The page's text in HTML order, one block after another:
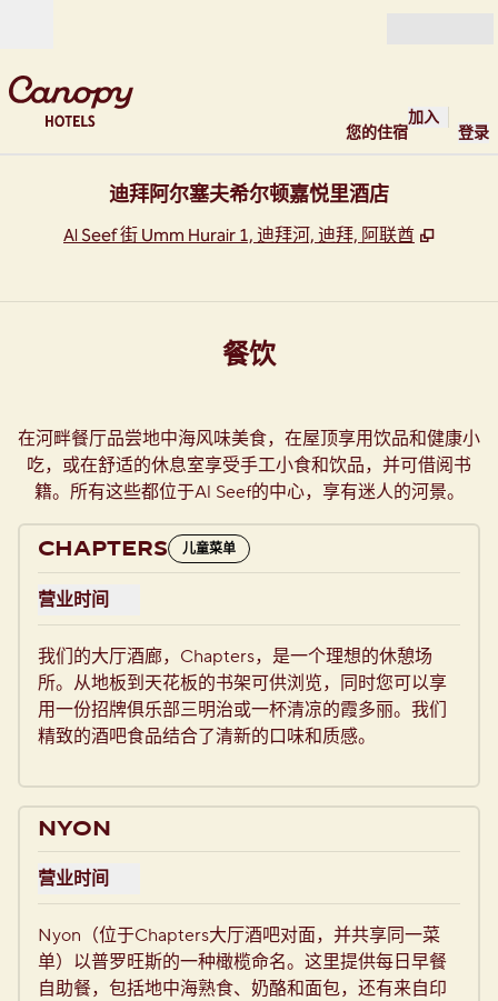
您的住宿
加入
登录
迪拜阿尔塞夫希尔顿嘉悦里酒店
Al Seef 街 Umm Hurair 1, 迪拜河, 迪拜, 阿联酋 ,
餐饮
在河畔餐厅品尝地中海风味美食，在屋顶享用饮品和健康小
吃，或在舒适的休息室享受手工小食和饮品，并可借阅书
籍。所有这些都位于Al Seef的中心，享有迷人的河景。
CHAPTERS 儿童菜单
营业时间
查看Chapters的营业时间
我们的大厅酒廊，Chapters，是一个理想的休憩场
所。从地板到天花板的书架可供浏览，同时您可以享
用一份招牌俱乐部三明治或一杯清凉的霞多丽。我们
精致的酒吧食品结合了清新的口味和质感。
NYON
营业时间
查看Nyon的营业时间
Nyon（位于Chapters大厅酒吧对面，并共享同一菜
单）以普罗旺斯的一种橄榄命名。这里提供每日早餐
自助餐，包括地中海熟食、奶酪和面包，还有来自印